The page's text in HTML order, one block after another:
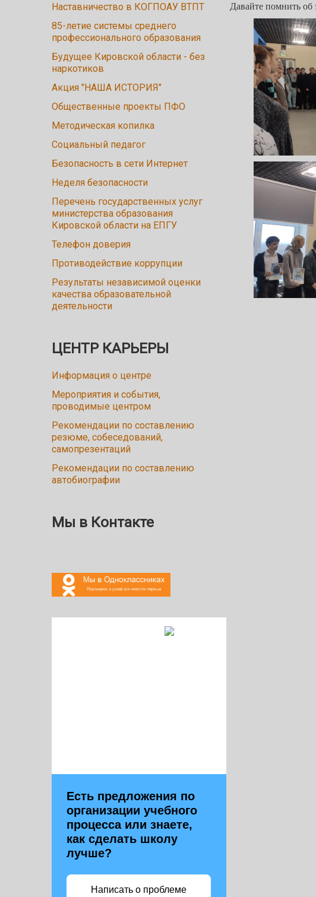
Наставничество в КОГПОАУ ВТПТ
85-летие системы среднего
профессионального образования
Будущее Кировской области - без
наркотиков
Акция "НАША ИСТОРИЯ"
Общественные проекты ПФО
Методическая копилка
Социальный педагог
Безопасность в сети Интернет
Неделя безопасности
Перечень государственных услуг
министерства образования
Кировской области на ЕПГУ
Телефон доверия
Противодействие коррупции
Результаты независимой оценки
качества образовательной
деятельности
ЦЕНТР КАРЬЕРЫ
Информация о центре
Мероприятия и события,
проводимые центром
Рекомендации по составлению
резюме, собеседований,
самопрезентаций
Рекомендации по составлению
автобиографии
Мы в Контакте
Есть предложения по
организации учебного
процесса или знаете,
как сделать школу
лучше?
Написать о проблеме
Давайте помнить об